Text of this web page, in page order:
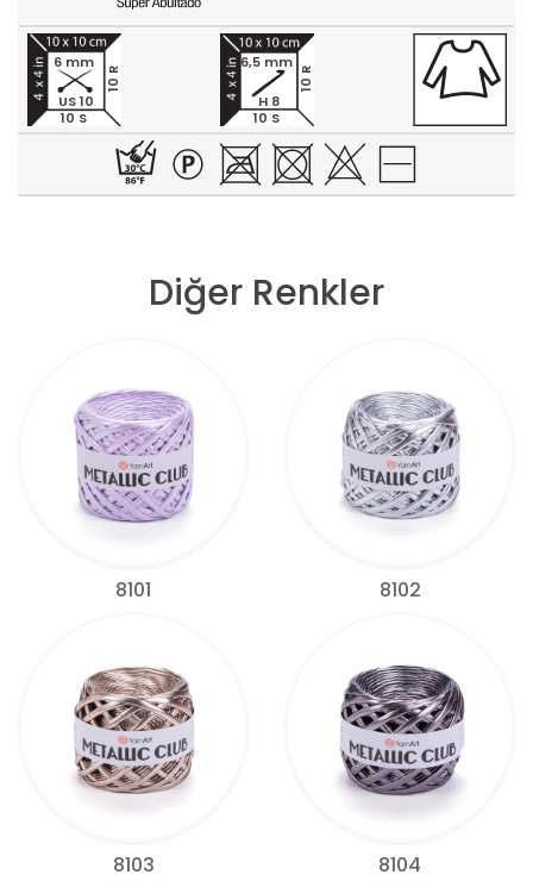
10 S
10 R
6 mm
US 10
10 S
10 R
6,5 mm
H 8
Diğer Renkler
8101 8102
8103 8104